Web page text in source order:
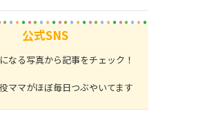
公式SNS
なる写真から記事をチェック！
ママがほぼ毎日つぶやいてます